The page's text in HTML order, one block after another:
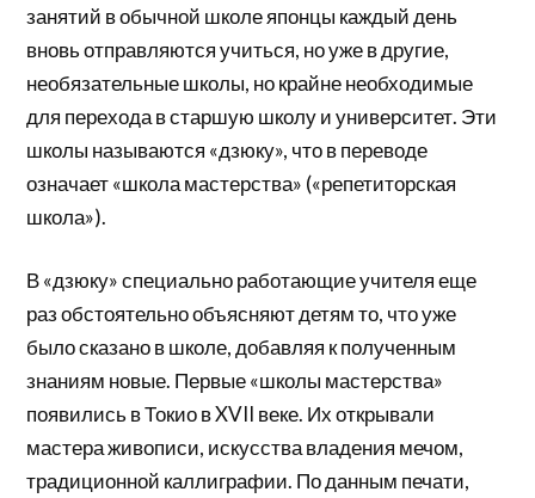
занятий в обычной школе японцы каждый день
вновь отправляются учиться, но уже в другие,
необязательные школы, но крайне необходимые
для перехода в старшую школу и университет. Эти
школы называются «дзюку», что в переводе
означает «школа мастерства» («репетиторская
школа»).
В «дзюку» специально работающие учителя еще
раз обстоятельно объясняют детям то, что уже
было сказано в школе, добавляя к полученным
знаниям новые. Первые «школы мастерства»
появились в Токио в XVII веке. Их открывали
мастера живописи, искусства владения мечом,
традиционной каллиграфии. По данным печати,